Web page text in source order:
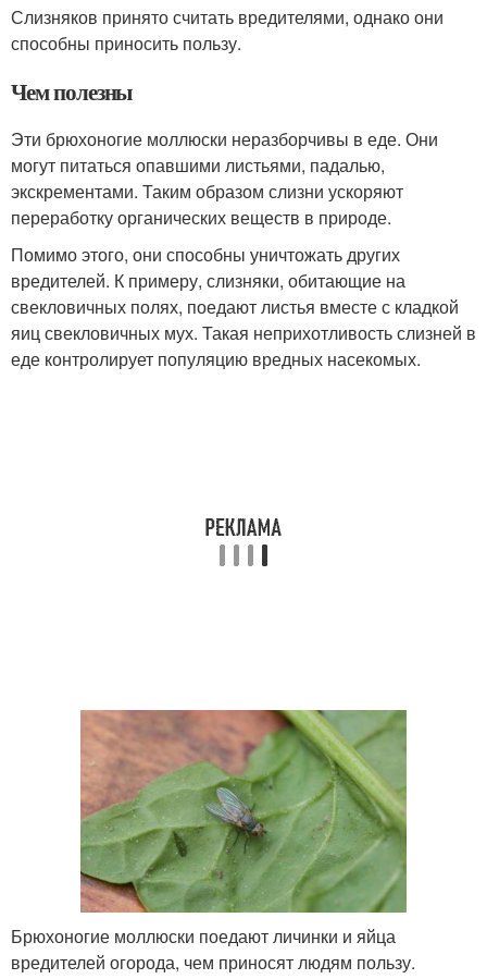
Слизняков принято считать вредителями, однако они
способны приносить пользу.
Чем полезны
Эти брюхоногие моллюски неразборчивы в еде. Они
могут питаться опавшими листьями, падалью,
экскрементами. Таким образом слизни ускоряют
переработку органических веществ в природе.
Помимо этого, они способны уничтожать других
вредителей. К примеру, слизняки, обитающие на
свекловичных полях, поедают листья вместе с кладкой
яиц свекловичных мух. Такая неприхотливость слизней в
еде контролирует популяцию вредных насекомых.
Брюхоногие моллюски поедают личинки и яйца
вредителей огорода, чем приносят людям пользу.